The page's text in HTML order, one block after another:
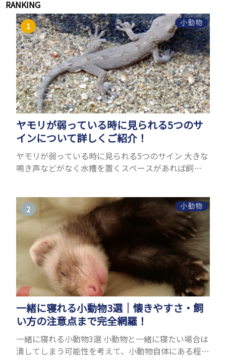
RANKING
小動物
ヤモリが弱っている時に見られる5つのサ
インについて詳しくご紹介！
ヤモリが弱っている時に見られる5つのサイン 大きな
鳴き声などがなく水槽を置くスペースがあれば飼う
でしょうか...
小動物
一緒に寝れる小動物3選｜懐きやすさ・飼
い方の注意点まで完全網羅！
一緒に寝れる小動物3選 小動物と一緒に寝たい場合は
潰してしまう可能性を考えて、小動物自体にある程度